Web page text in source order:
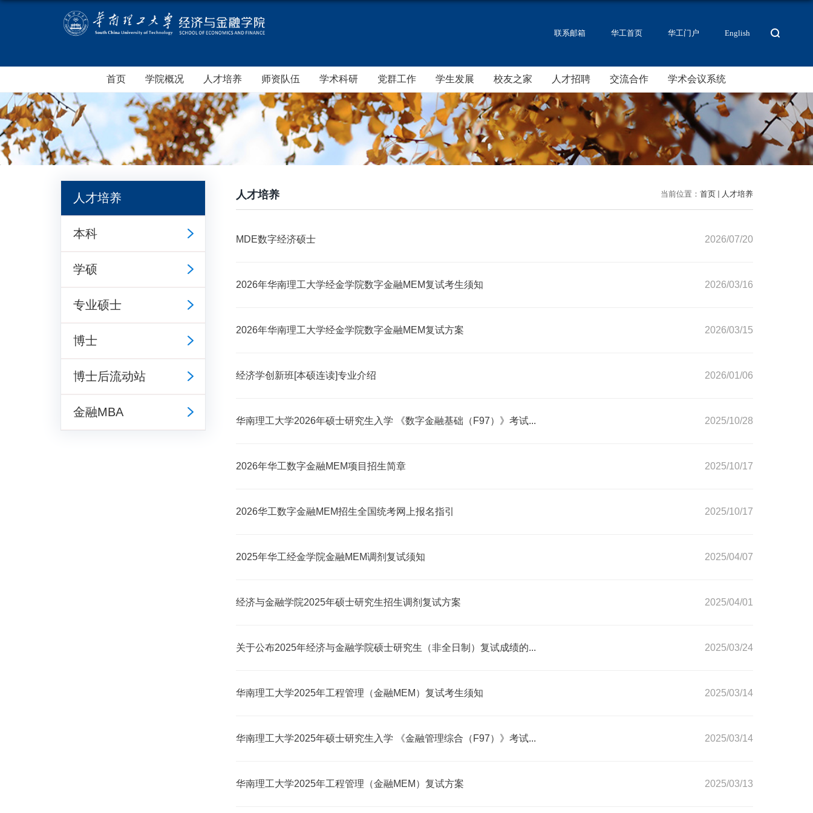
联系邮箱 华工首页 华工门户 English
首页 学院概况 人才培养 师资队伍 学术科研 党群工作 学生发展 校友之家 人才招聘 交流合作 学术会议系统
人才培养
本科
学硕
专业硕士
博士
博士后流动站
金融MBA
当前位置： 首页 人才培养
人才培养
MDE数字经济硕士 2026/07/20
2026年华南理工大学经金学院数字金融MEM复试考生须知 2026/03/16
2026年华南理工大学经金学院数字金融MEM复试方案 2026/03/15
经济学创新班[本硕连读]专业介绍 2026/01/06
华南理工大学2026年硕士研究生入学 《数字金融基础（F97）》考试... 2025/10/28
2026年华工数字金融MEM项目招生简章 2025/10/17
2026华工数字金融MEM招生全国统考网上报名指引 2025/10/17
2025年华工经金学院金融MEM调剂复试须知 2025/04/07
经济与金融学院2025年硕士研究生招生调剂复试方案 2025/04/01
关于公布2025年经济与金融学院硕士研究生（非全日制）复试成绩的... 2025/03/24
华南理工大学2025年工程管理（金融MEM）复试考生须知 2025/03/14
华南理工大学2025年硕士研究生入学 《金融管理综合（F97）》考试... 2025/03/14
华南理工大学2025年工程管理（金融MEM）复试方案 2025/03/13